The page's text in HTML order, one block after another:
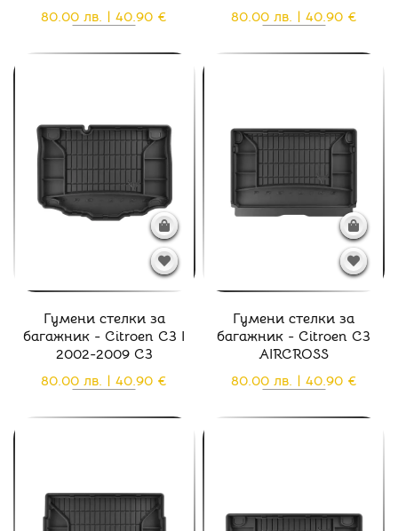
80.00 лв. | 40.90 €
80.00 лв. | 40.90 €
Гумени стелки за
багажник - Citroen C3 I
2002-2009 C3
80.00 лв. | 40.90 €
Гумени стелки за
багажник - Citroen C3
AIRCROSS
80.00 лв. | 40.90 €